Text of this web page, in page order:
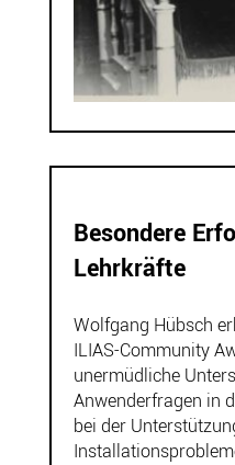
Besondere
Lehrkräfte
Wolfgang Hübsch
ILIAS-Community
unermüdliche
Anwenderfragen in
bei der